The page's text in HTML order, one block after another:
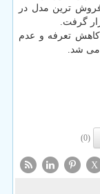
ترین مدل در
تعرفه و عدم
می شد.
(0)
X